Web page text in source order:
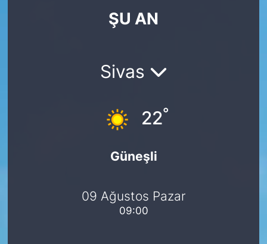
ŞU AN
Sivas
22°
Güneşli
09 Ağustos Pazar
09:00
KÖŞE YAZILARI
KÜLTÜR SANAT
SARIYER HABERLERİ